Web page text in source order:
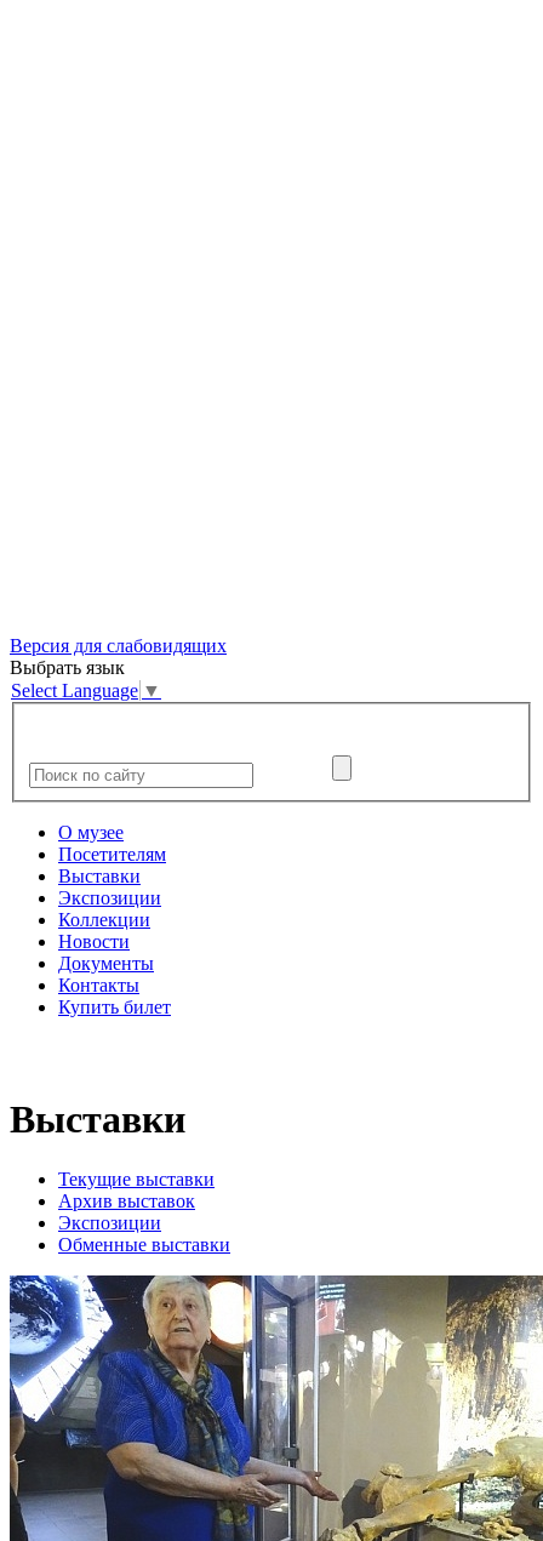
Версия для слабовидящих
Выбрать язык
Select Language ▼
О музее
Посетителям
Выставки
Экспозиции
Коллекции
Новости
Документы
Контакты
Купить билет
Выставки
Текущие выставки
Архив выставок
Экспозиции
Обменные выставки